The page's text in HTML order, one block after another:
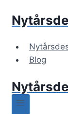
Blog